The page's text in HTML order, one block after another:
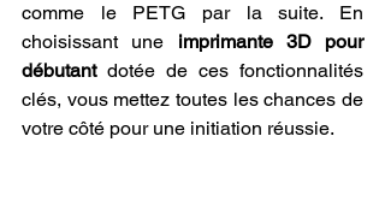
comme le PETG par la suite. En
choisissant une imprimante 3D pour
débutant dotée de ces fonctionnalités
clés, vous mettez toutes les chances de
votre côté pour une initiation réussie.